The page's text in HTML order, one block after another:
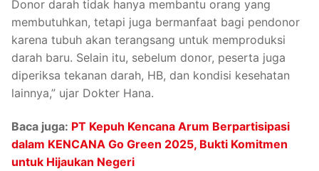
Donor darah tidak hanya membantu orang yang
membutuhkan, tetapi juga bermanfaat bagi pendonor
karena tubuh akan terangsang untuk memproduksi
darah baru. Selain itu, sebelum donor, peserta juga
diperiksa tekanan darah, HB, dan kondisi kesehatan
lainnya,” ujar Dokter Hana.
Baca juga: PT Kepuh Kencana Arum Berpartisipasi
dalam KENCANA Go Green 2025, Bukti Komitmen
untuk Hijaukan Negeri